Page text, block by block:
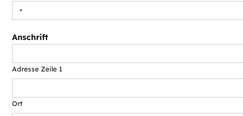
Anschrift
Adresse Zeile 1
Ort